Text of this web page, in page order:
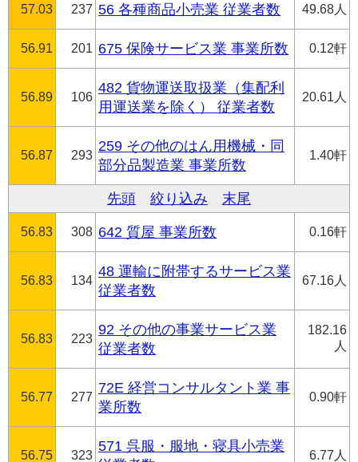
57.03 237 56 各種商品小売業 従業者数 49.68人
56.91 201 675 保険サービス業 事業所数 0.12軒
56.89 106
482 貨物運送取扱業（集配利
用運送業を除く） 従業者数
20.61人
56.87 293
259 その他のはん用機械・同
部分品製造業 事業所数
1.40軒
先頭 絞り込み 末尾
56.83 308 642 質屋 事業所数 0.16軒
56.83 134
48 運輸に附帯するサービス業
従業者数
67.16人
56.83 223
92 その他の事業サービス業
従業者数
182.16
人
56.77 277
72E 経営コンサルタント業 事
業所数
0.90軒
56.75 323
571 呉服・服地・寝具小売業
6.77人